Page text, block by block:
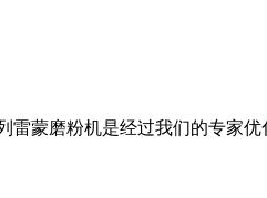
蒙磨粉机是经过我们的专家